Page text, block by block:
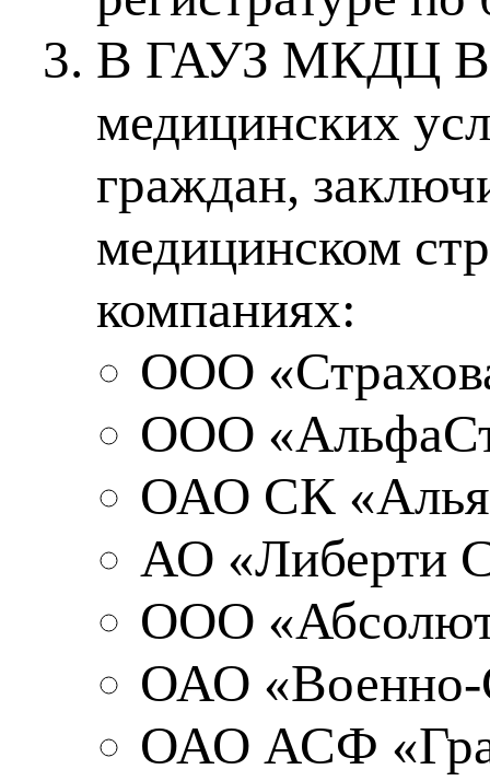
В ГАУЗ МКДЦ Вы
медицинских
граждан,
медицинском
компаниях:
ООО
ООО
ОАО СК
АО «Либерти
ООО
ОАО «Военно-
ОАО АСФ